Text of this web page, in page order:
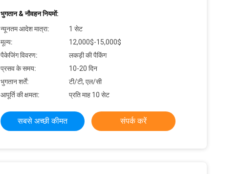
भुगतान & नौवहन नियमों:
न्यूनतम आदेश मात्रा:
1 सेट
मूल्य:
12,000$-15,000$
पैकेजिंग विवरण:
लकड़ी की पैकिंग
प्रसव के समय:
10-20 दिन
भुगतान शर्तें:
टी/टी, एल/सी
आपूर्ति की क्षमता:
प्रति माह 10 सेट
सबसे अच्छी कीमत संपर्क करें